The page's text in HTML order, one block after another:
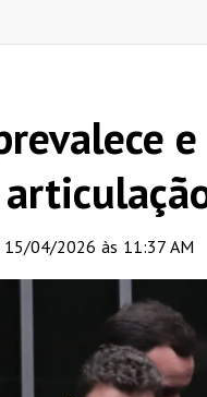
15/04/2026 às 11:37 AM